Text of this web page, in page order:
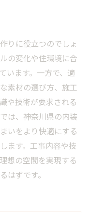
りに役立つのでしょ
の変化や住環境に合
います。一方で、適
素材の選び方、施工
や技術が要求される
は、神奈川県の内装
いをより快適にする
ます。工事内容や技
想の空間を実現する
はずです。